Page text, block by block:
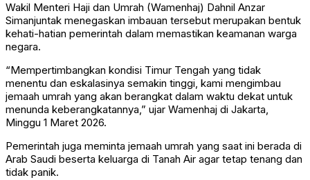
Wakil Menteri Haji dan Umrah (Wamenhaj) Dahnil Anzar
Simanjuntak menegaskan imbauan tersebut merupakan bentuk
kehati-hatian pemerintah dalam memastikan keamanan warga
negara.
“Mempertimbangkan kondisi Timur Tengah yang tidak
menentu dan eskalasinya semakin tinggi, kami mengimbau
jemaah umrah yang akan berangkat dalam waktu dekat untuk
menunda keberangkatannya,” ujar Wamenhaj di Jakarta,
Minggu 1 Maret 2026.
Pemerintah juga meminta jemaah umrah yang saat ini berada di
Arab Saudi beserta keluarga di Tanah Air agar tetap tenang dan
tidak panik.